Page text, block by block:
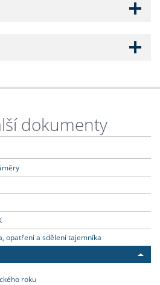
dokumenty
opatření a sdělení tajemníka
roku